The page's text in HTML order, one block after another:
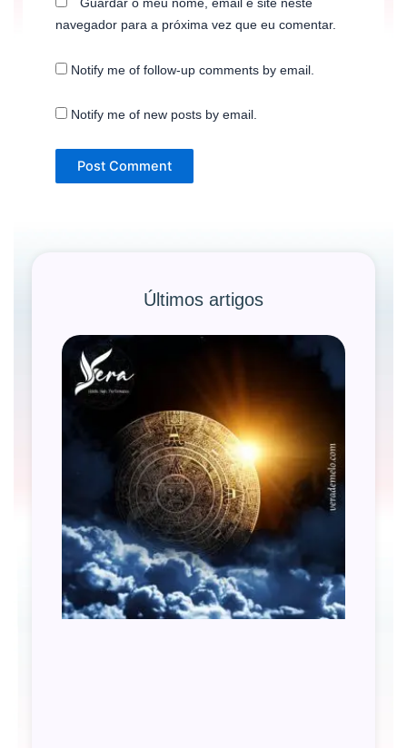
Guardar o meu nome, email e site neste
navegador para a próxima vez que eu comentar.
Notify me of follow-up comments by email.
Notify me of new posts by email.
Últimos artigos